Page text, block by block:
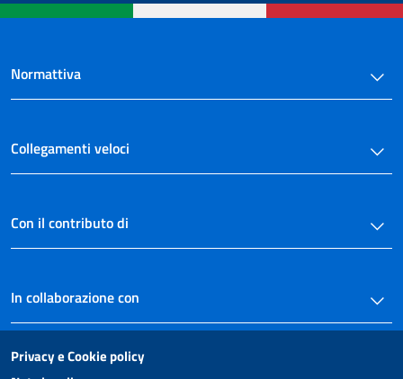
Normattiva
Collegamenti veloci
Con il contributo di
In collaborazione con
Privacy e Cookie policy